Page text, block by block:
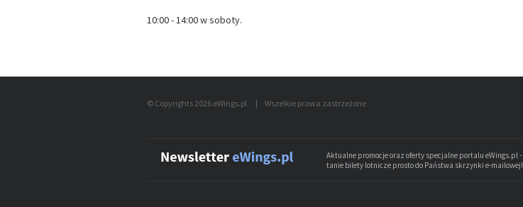
10:00 - 14:00 w soboty.
© Copyrights 2026 eWings.pl | Wszelkie prawa zastrzeżone
Aktualne promocje oraz oferty specjalne portalu eWings.pl -
tanie bilety lotnicze prosto do Państwa skrzynki e-mailowej!